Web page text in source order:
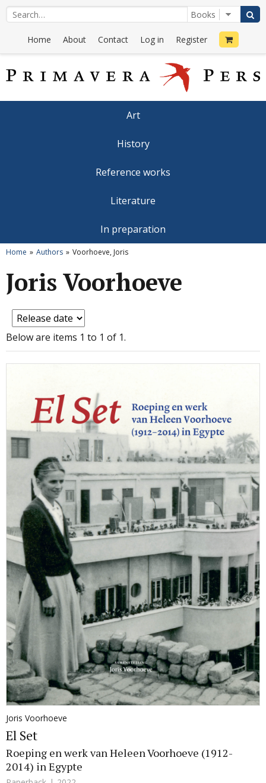
Home About Contact Log in Register
Art
History
Reference works
Literature
In preparation
Home Authors Voorhoeve, Joris
Joris Voorhoeve
Below are items 1 to 1 of 1.
Joris Voorhoeve
El Set
Roeping en werk van Heleen Voorhoeve (1912-
2014) in Egypte